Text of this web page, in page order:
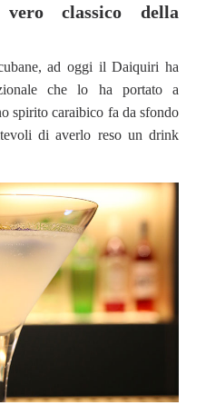
classico della
ad oggi il Daiquiri ha
che lo ha portato a
spirito caraibico fa da sfondo
di averlo reso un drink